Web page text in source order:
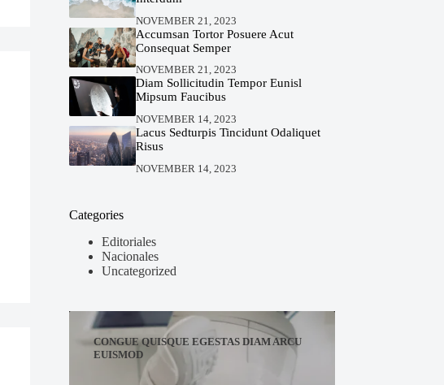
NOVEMBER 21, 2023
Accumsan Tortor Posuere Acut
Consequat Semper
NOVEMBER 21, 2023
Diam Sollicitudin Tempor Eunisl
Mipsum Faucibus
NOVEMBER 14, 2023
Lacus Sedturpis Tincidunt Odaliquet
Risus
NOVEMBER 14, 2023
Categories
Editoriales
Nacionales
Uncategorized
CONGUE QUISQUE EGESTAS DIAM ARCU
EUISMOD